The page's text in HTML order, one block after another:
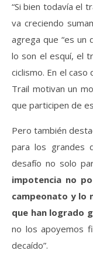
“Si bien todavía el
va creciendo
agrega que “es un
lo son el esquí, el
ciclismo. En el
Trail motivan un
que participen de
Pero también
para los grandes
desafío no solo
impotencia no
campeonato y lo
que han logrado
no los apoyemos
decaído”.